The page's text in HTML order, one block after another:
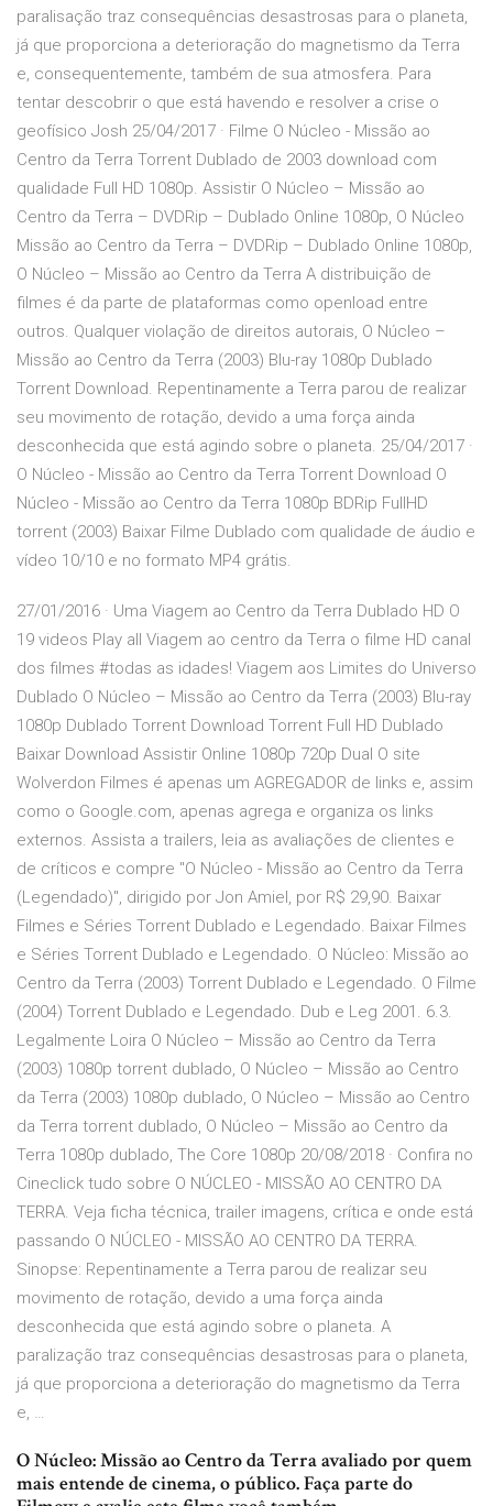
paralisação traz consequências desastrosas para o planeta,
já que proporciona a deterioração do magnetismo da Terra
e, consequentemente, também de sua atmosfera. Para
tentar descobrir o que está havendo e resolver a crise o
geofísico Josh 25/04/2017 · Filme O Núcleo - Missão ao
Centro da Terra Torrent Dublado de 2003 download com
qualidade Full HD 1080p. Assistir O Núcleo – Missão ao
Centro da Terra – DVDRip – Dublado Online 1080p, O Núcleo
Missão ao Centro da Terra – DVDRip – Dublado Online 1080p,
O Núcleo – Missão ao Centro da Terra A distribuição de
filmes é da parte de plataformas como openload entre
outros. Qualquer violação de direitos autorais, O Núcleo –
Missão ao Centro da Terra (2003) Blu-ray 1080p Dublado
Torrent Download. Repentinamente a Terra parou de realizar
seu movimento de rotação, devido a uma força ainda
desconhecida que está agindo sobre o planeta. 25/04/2017 ·
O Núcleo - Missão ao Centro da Terra Torrent Download O
Núcleo - Missão ao Centro da Terra 1080p BDRip FullHD
torrent (2003) Baixar Filme Dublado com qualidade de áudio e
vídeo 10/10 e no formato MP4 grátis.
27/01/2016 · Uma Viagem ao Centro da Terra Dublado HD O
19 videos Play all Viagem ao centro da Terra o filme HD canal
dos filmes #todas as idades! Viagem aos Limites do Universo
Dublado O Núcleo – Missão ao Centro da Terra (2003) Blu-ray
1080p Dublado Torrent Download Torrent Full HD Dublado
Baixar Download Assistir Online 1080p 720p Dual O site
Wolverdon Filmes é apenas um AGREGADOR de links e, assim
como o Google.com, apenas agrega e organiza os links
externos. ‎Assista a trailers, leia as avaliações de clientes e
de críticos e compre "O Núcleo - Missão ao Centro da Terra
(Legendado)", dirigido por Jon Amiel, por R$ 29,90. Baixar
Filmes e Séries Torrent Dublado e Legendado. Baixar Filmes
e Séries Torrent Dublado e Legendado. O Núcleo: Missão ao
Centro da Terra (2003) Torrent Dublado e Legendado. O Filme
(2004) Torrent Dublado e Legendado. Dub e Leg 2001. 6.3.
Legalmente Loira O Núcleo – Missão ao Centro da Terra
(2003) 1080p torrent dublado, O Núcleo – Missão ao Centro
da Terra (2003) 1080p dublado, O Núcleo – Missão ao Centro
da Terra torrent dublado, O Núcleo – Missão ao Centro da
Terra 1080p dublado, The Core 1080p 20/08/2018 · Confira no
Cineclick tudo sobre O NÚCLEO - MISSÃO AO CENTRO DA
TERRA. Veja ficha técnica, trailer imagens, crítica e onde está
passando O NÚCLEO - MISSÃO AO CENTRO DA TERRA.
Sinopse: Repentinamente a Terra parou de realizar seu
movimento de rotação, devido a uma força ainda
desconhecida que está agindo sobre o planeta. A
paralização traz consequências desastrosas para o planeta,
já que proporciona a deterioração do magnetismo da Terra
e, …
O Núcleo: Missão ao Centro da Terra avaliado por quem
mais entende de cinema, o público. Faça parte do